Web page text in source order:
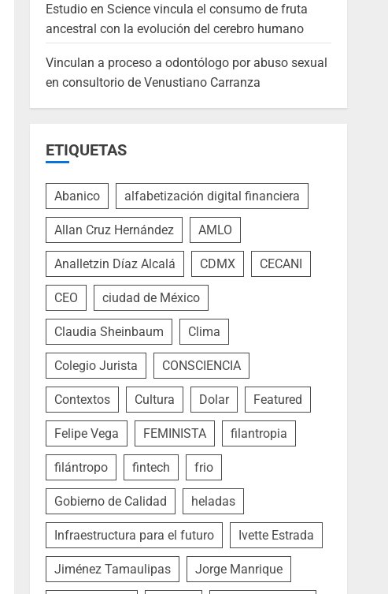
Estudio en Science vincula el consumo de fruta
ancestral con la evolución del cerebro humano
Vinculan a proceso a odontólogo por abuso sexual
en consultorio de Venustiano Carranza
ETIQUETAS
Abanico alfabetización digital financiera
Allan Cruz Hernández AMLO
Analletzin Díaz Alcalá CDMX CECANI
CEO ciudad de México
Claudia Sheinbaum Clima
Colegio Jurista CONSCIENCIA
Contextos Cultura Dolar Featured
Felipe Vega FEMINISTA filantropia
filántropo fintech frio
Gobierno de Calidad heladas
Infraestructura para el futuro Ivette Estrada
Jiménez Tamaulipas Jorge Manrique